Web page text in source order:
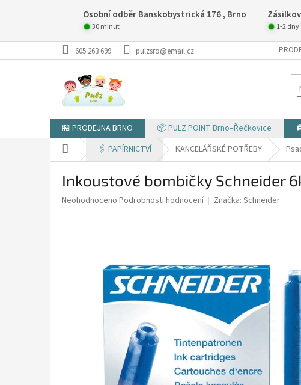
Osobní odběr Banskobystrická 176 , Brno
30 minut 1-2 dny
605 263 699 pulzsro@email.cz
🏪 PRODEJNA BRNO 📦 PULZ POINT Brno–Řečkovice
🖇️ PAPÍRNICTVÍ KANCELÁŘSKÉ POTŘEBY
Inkoustové bombičky Schneider
Průměrné
Neohodnoceno Podrobnosti hodnocení Značka: Schneider